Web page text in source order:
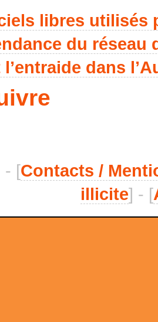
libres utilisés
du réseau
l’entraide dans
- [Contacts /
illicite] - [